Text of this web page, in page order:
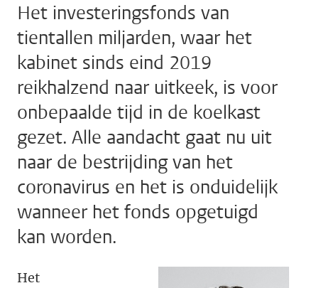
Het investeringsfonds van
tientallen miljarden, waar het
kabinet sinds eind 2019
reikhalzend naar uitkeek, is voor
onbepaalde tijd in de koelkast
gezet. Alle aandacht gaat nu uit
naar de bestrijding van het
coronavirus en het is onduidelijk
wanneer het fonds opgetuigd
kan worden.
Het